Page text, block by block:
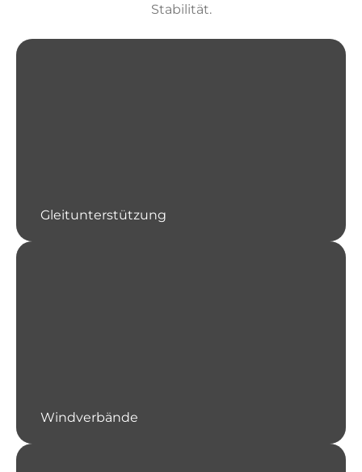
Stabilität.
Gleitunterstützung
Windverbände